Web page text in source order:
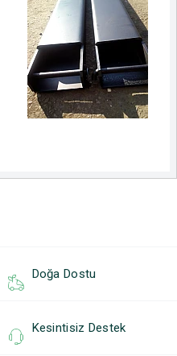
Doğa Dostu
Kesintisiz Destek